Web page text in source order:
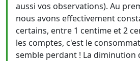
aussi vos observations). Au
nous avons effectivement
certains, entre 1 centime et 2
les comptes, c'est le
semble perdant ! La diminution